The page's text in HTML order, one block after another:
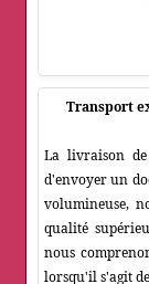
Transport
La livraison
d'envoyer un
volumineuse,
qualité
nous
lorsqu'il s'agit